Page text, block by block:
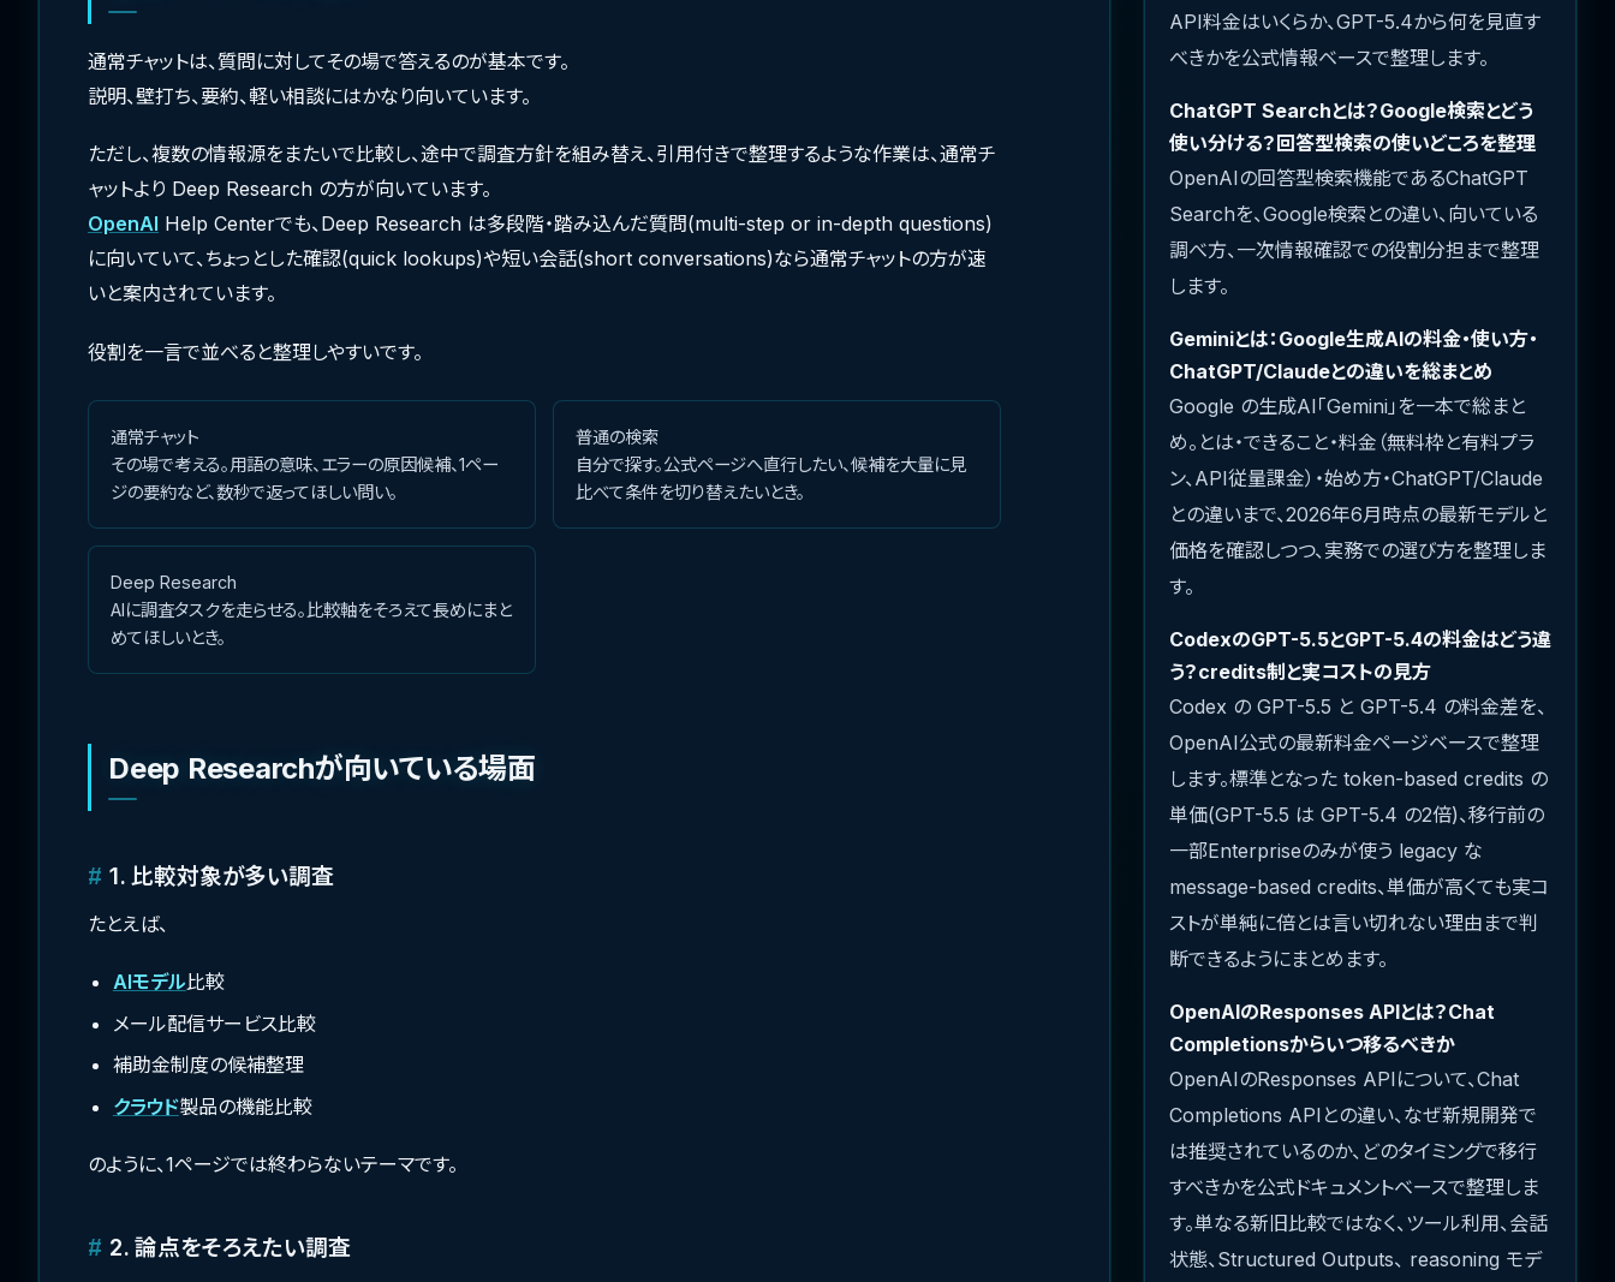
通常チャットは、質問に対してその場で答えるのが基本です。
説明、壁打ち、要約、軽い相談にはかなり向いています。
ただし、複数の情報源をまたいで比較し、途中で調査方針を組み替え、引用付きで整理するような作業は、通常チ
ャットより Deep Research の方が向いています。
OpenAI Help Centerでも、Deep Research は多段階・踏み込んだ質問(multi-step or in-depth questions)
に向いていて、ちょっとした確認(quick lookups)や短い会話(short conversations)なら通常チャットの方が速
いと案内されています。
役割を一言で並べると整理しやすいです。
通常チャット
その場で考える。用語の意味、エラーの原因候補、1ペー
ジの要約など、数秒で返ってほしい問い。
普通の検索
自分で探す。公式ページへ直行したい、候補を大量に見
比べて条件を切り替えたいとき。
Deep Research
AIに調査タスクを走らせる。比較軸をそろえて長めにまと
めてほしいとき。
Deep Researchが向いている場面
1. 比較対象が多い調査
たとえば、
AIモデル比較
メール配信サービス比較
補助金制度の候補整理
クラウド製品の機能比較
のように、1ページでは終わらないテーマです。
2. 論点をそろえたい調査
API料金はいくらか、GPT-5.4から何を見直す
べきかを公式情報ベースで整理します。
ChatGPT Searchとは？Google検索とどう
使い分ける？回答型検索の使いどころを整理
OpenAIの回答型検索機能であるChatGPT
Searchを、Google検索との違い、向いている
調べ方、一次情報確認での役割分担まで整理
します。
Geminiとは：Google生成AIの料金・使い方・
ChatGPT/Claudeとの違いを総まとめ
Google の生成AI「Gemini」を一本で総まと
め。とは・できること・料金（無料枠と有料プラ
ン、API従量課金）・始め方・ChatGPT/Claude
との違いまで、2026年6月時点の最新モデルと
価格を確認しつつ、実務での選び方を整理しま
す。
CodexのGPT-5.5とGPT-5.4の料金はどう違
う？credits制と実コストの見方
Codex の GPT-5.5 と GPT-5.4 の料金差を、
OpenAI公式の最新料金ページベースで整理
します。標準となった token-based credits の
単価(GPT-5.5 は GPT-5.4 の2倍)、移行前の
一部Enterpriseのみが使う legacy な
message-based credits、単価が高くても実コ
ストが単純に倍とは言い切れない理由まで判
断できるようにまとめます。
OpenAIのResponses APIとは？Chat
Completionsからいつ移るべきか
OpenAIのResponses APIについて、Chat
Completions APIとの違い、なぜ新規開発で
は推奨されているのか、どのタイミングで移行
すべきかを公式ドキュメントベースで整理しま
す。単なる新旧比較ではなく、ツール利用、会話
状態、Structured Outputs、 reasoning モデ